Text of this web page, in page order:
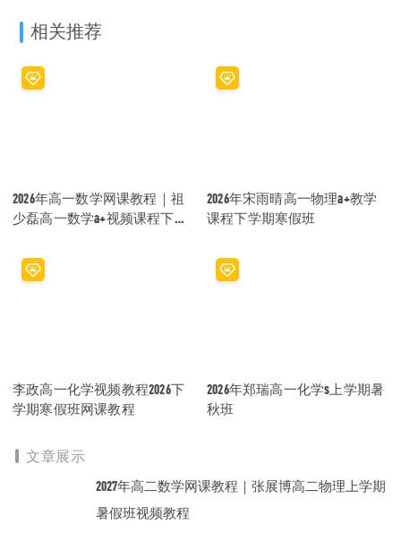
相关推荐
2026年高一数学网课教程｜祖
少磊高一数学a+视频课程下学
2026年宋雨晴高一物理a+教学
课程下学期寒假班
李政高一化学视频教程2026下
学期寒假班网课教程
2026年郑瑞高一化学s上学期暑
秋班
文章展示
2027年高二数学网课教程｜张展博高二物理上学期
暑假班视频教程